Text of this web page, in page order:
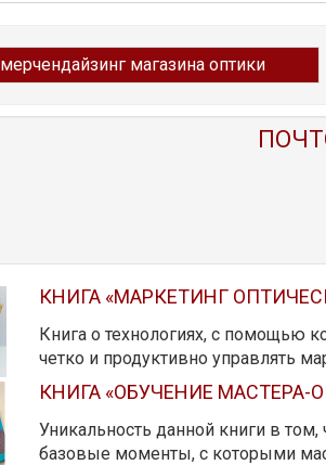
мерчендайзинг магазина оптики
КНИГА «МАРКЕТИНГ
Книга о технологиях, с помощью
четко и продуктивно управлять
КНИГА «ОБУЧЕНИЕ МАСТЕРА-
Уникальность данной книги в
базовые моменты, с которыми